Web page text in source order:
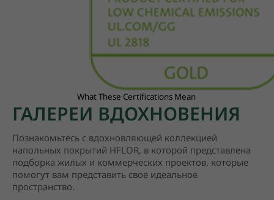
What These Certifications Mean
ГАЛЕРЕИ ВДОХНОВЕНИЯ
Познакомьтесь с вдохновляющей коллекцией
напольных покрытий HFLOR, в которой представлена
подборка жилых и коммерческих проектов, которые
помогут вам представить свое идеальное
пространство.